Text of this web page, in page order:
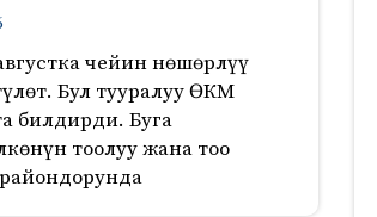
чейин нөшөрлүү
Бул тууралуу ӨКМ
билдирди. Буга
тоолуу жана тоо